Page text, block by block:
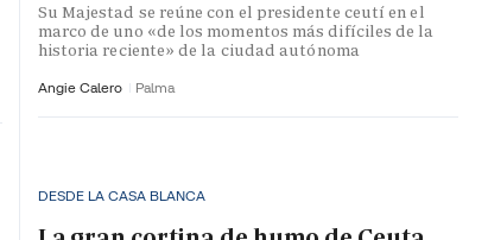
Su Majestad se reúne con el presidente ceutí en el
marco de uno «de los momentos más difíciles de la
historia reciente» de la ciudad autónoma
Angie Calero Palma
DESDE LA CASA BLANCA